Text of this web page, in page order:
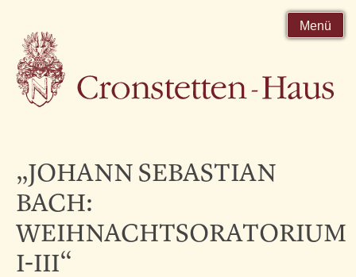
Menü
„JOHANN SEBASTIAN
BACH:
WEIHNACHTSORATORIUM
I-III“